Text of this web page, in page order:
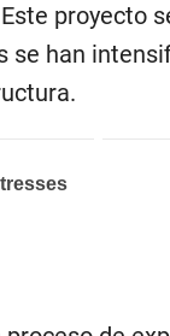
proyecto
se han